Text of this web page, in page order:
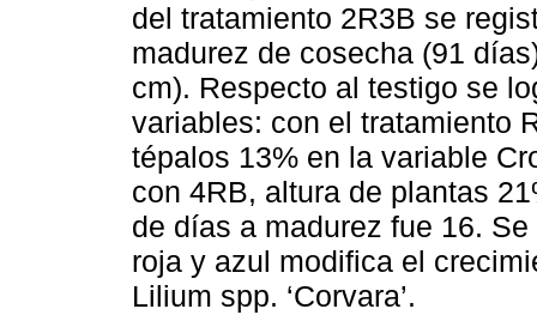
del tratamiento 2R3B se
madurez de cosecha (91
cm). Respecto al testigo se
variables: con el tratamiento
tépalos 13% en la variable
con 4RB, altura de plantas
de días a madurez fue 16.
roja y azul modifica el
Lilium spp. ‘Corvara’.